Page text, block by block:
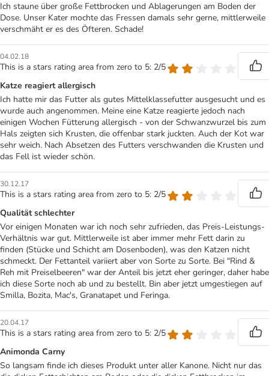
Ich staune über große Fettbrocken und Ablagerungen am Boden der
Dose. Unser Kater mochte das Fressen damals sehr gerne, mittlerweile
verschmäht er es des Öfteren. Schade!
04.02.18
This is a stars rating area from zero to 5: 2/5
Katze reagiert allergisch
Ich hatte mir das Futter als gutes Mittelklassefutter ausgesucht und es
wurde auch angenommen. Meine eine Katze reagierte jedoch nach
einigen Wochen Fütterung allergisch - von der Schwanzwurzel bis zum
Hals zeigten sich Krusten, die offenbar stark juckten. Auch der Kot war
sehr weich. Nach Absetzen des Futters verschwanden die Krusten und
das Fell ist wieder schön.
30.12.17
This is a stars rating area from zero to 5: 2/5
Qualität schlechter
Vor einigen Monaten war ich noch sehr zufrieden, das Preis-Leistungs-
Verhältnis war gut. Mittlerweile ist aber immer mehr Fett darin zu
finden (Stücke und Schicht am Dosenboden), was den Katzen nicht
schmeckt. Der Fettanteil variiert aber von Sorte zu Sorte. Bei "Rind &
Reh mit Preiselbeeren" war der Anteil bis jetzt eher geringer, daher habe
ich diese Sorte noch ab und zu bestellt. Bin aber jetzt umgestiegen auf
Smilla, Bozita, Mac's, Granatapet und Feringa.
20.04.17
This is a stars rating area from zero to 5: 2/5
Animonda Carny
So langsam finde ich dieses Produkt unter aller Kanone. Nicht nur das